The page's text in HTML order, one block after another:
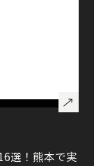
選！熊本で実